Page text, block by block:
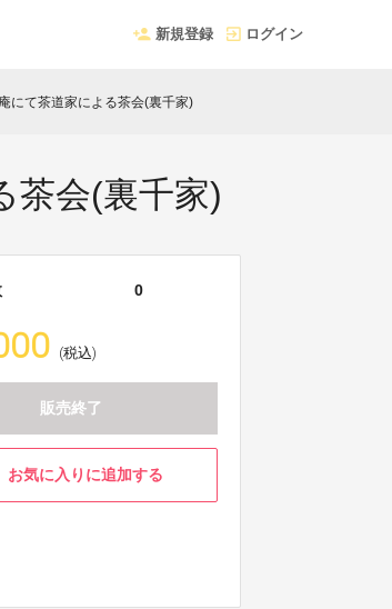
新規登録 ログイン
にて茶道家による茶会(裏千家)
茶会(裏千家)
0
(税込)
販売終了
お気に入りに追加する